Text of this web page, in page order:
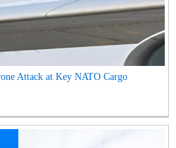
Attack at Key NATO Cargo